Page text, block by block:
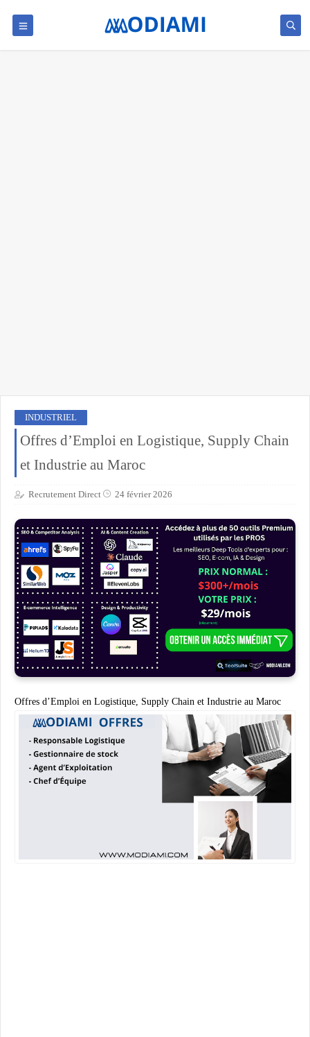
INDUSTRIEL
Offres d’Emploi en Logistique, Supply Chain
et Industrie au Maroc
Recrutement Direct 24 février 2026
Offres d’Emploi en Logistique, Supply Chain et Industrie au Maroc